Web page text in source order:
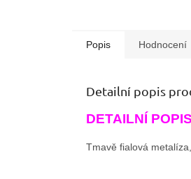
Popis Hodnocení
Detailní popis
DETAILNÍ
Tmavě fialová